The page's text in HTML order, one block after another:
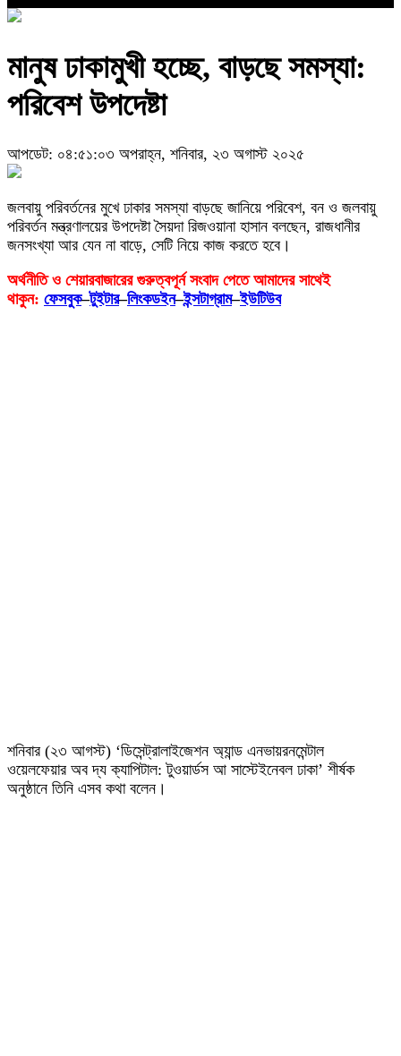
মানুষ ঢাকামুখী হচ্ছে, বাড়ছে সমস্যা:
পরিবেশ উপদেষ্টা
আপডেট: ০৪:৫১:০৩ অপরাহ্ন, শনিবার, ২৩ অগাস্ট ২০২৫
জলবায়ু পরিবর্তনের মুখে ঢাকার সমস্যা বাড়ছে জানিয়ে পরিবেশ, বন ও জলবায়ু
পরিবর্তন মন্ত্রণালয়ের উপদেষ্টা সৈয়দা রিজওয়ানা হাসান বলছেন, রাজধানীর
জনসংখ্যা আর যেন না বাড়ে, সেটি নিয়ে কাজ করতে হবে।
অর্থনীতি ও শেয়ারবাজারের গুরুত্বপূর্ন সংবাদ পেতে আমাদের সাথেই
থাকুন: ফেসবুক–টুইটার–লিংকডইন–ইন্সটাগ্রাম–ইউটিউব
শনিবার (২৩ আগস্ট) ‘ডিসেন্ট্রালাইজেশন অ্যান্ড এনভায়রনমেন্টাল
ওয়েলফেয়ার অব দ্য ক্যাপিটাল: টুওয়ার্ডস আ সাস্টেইনেবল ঢাকা’ শীর্ষক
অনুষ্ঠানে তিনি এসব কথা বলেন।